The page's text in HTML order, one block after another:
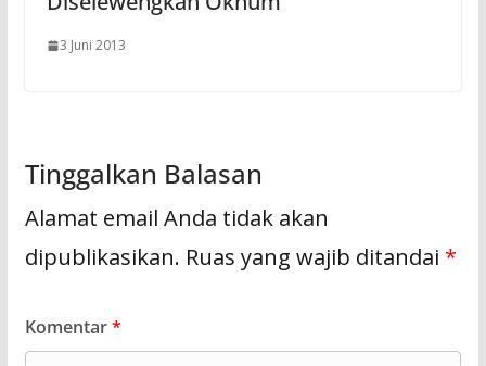
3 Juni 2013
Tinggalkan Balasan
Alamat email Anda tidak akan
dipublikasikan. Ruas yang wajib ditandai *
Komentar*